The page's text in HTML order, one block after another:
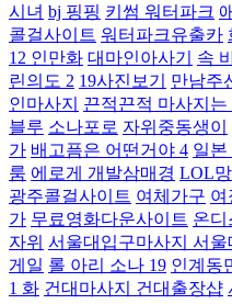
시녀 bj 핑핑 키썸 워터파크
콜걸사이트 워터파크유출카
12 인만화 대마인아사기 속
린의도 2 19사진보기 만남주
인마사지
끈적끈적 마사지
블루 소나포로 자위중동생이
가 배고픔은 어떤거야 4 일본
룸 에로게 개발삼매경 LOL
광주콜걸사이트 여체가구 여
가 무료영화다운사이트 온디
자위 서울대입구마사지 서울
게일 롤 아리 소나 19 인계동
1 화 건대마사지 건대출장샵